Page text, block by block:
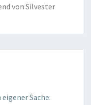
von Silvester
eigener Sache: